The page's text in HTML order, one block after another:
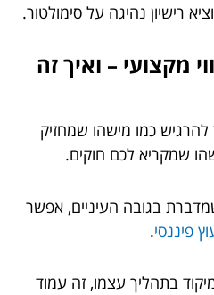
רישיון נהיגה על סימולטור.
מקצועי – ואיך זה
להרגיש כמו מישהו שמחזיק
שמקריא לכם חוקים.
בגובה העיניים, אפשר
פיננסי.
בתהליך עצמו, זה עמוד